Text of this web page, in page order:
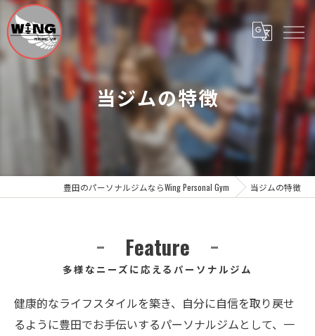
当ジムの特徴
豊田のパーソナルジムならWing Personal Gym 当ジムの特徴
多様なニーズに応えるパーソナルジム
Feature
健康的なライフスタイルを築き、自分に自信を取り戻せ
るように豊田でお手伝いするパーソナルジムとして、一